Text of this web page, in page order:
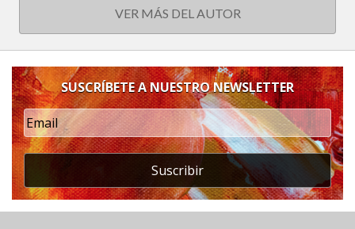
VER MÁS DEL AUTOR
SUSCRÍBETE A NUESTRO NEWSLETTER
Suscribir